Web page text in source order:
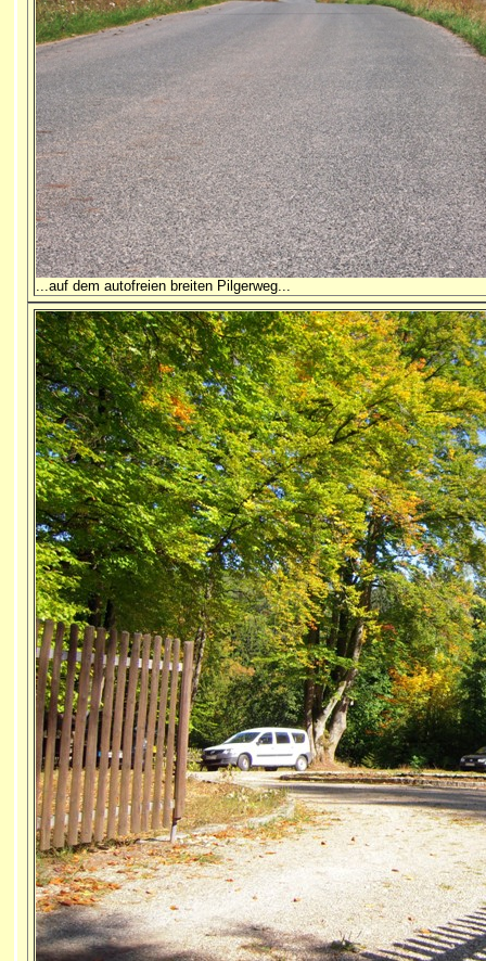
...auf dem autofreien breiten Pilgerweg...